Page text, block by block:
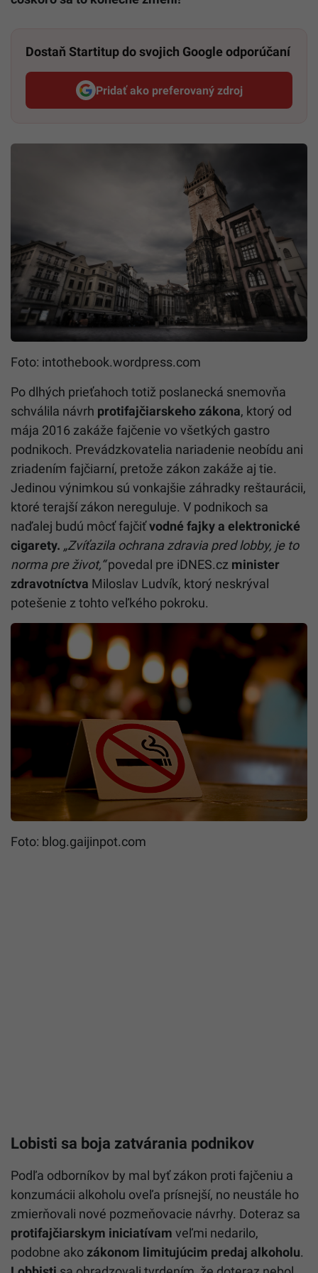
Dostaň Startitup do svojich Google odporúčaní
Pridať ako preferovaný zdroj
Startitup, odkaz sa otvorí v
Foto: intothebook.wordpress.com
Po dlhých prieťahoch totiž poslanecká snemovňa
schválila návrh protifajčiarskeho zákona, ktorý od
mája 2016 zakáže fajčenie vo všetkých gastro
podnikoch. Prevádzkovatelia nariadenie neobídu ani
zriadením fajčiarní, pretože zákon zakáže aj tie.
Jedinou výnimkou sú vonkajšie záhradky reštaurácii,
ktoré terajší zákon nereguluje. V podnikoch sa
naďalej budú môcť fajčiťvodné fajky a elektronické
cigarety. „Zvíťazila ochrana zdravia pred lobby, je to
norma pre život,“povedal pre iDNES.cz minister
zdravotníctva Miloslav Ludvík, ktorý neskrýval
potešenie z tohto veľkého pokroku.
Foto: blog.gaijinpot.com
Lobisti sa boja zatvárania podnikov
Podľa odborníkov by mal byť zákon proti fajčeniu a
konzumácii alkoholu oveľa prísnejší, no neustále ho
zmierňovali nové pozmeňovacie návrhy. Doteraz sa
protifajčiarskym iniciatívam veľmi nedarilo,
podobne akozákonom limitujúcim predaj alkoholu.